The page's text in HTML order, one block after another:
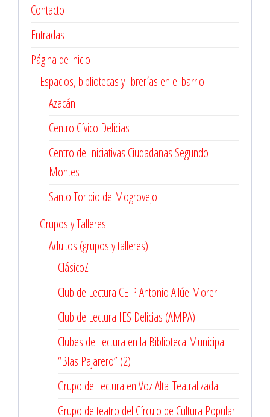
Contacto
Entradas
Página de inicio
Espacios, bibliotecas y librerías en el barrio
Azacán
Centro Cívico Delicias
Centro de Iniciativas Ciudadanas Segundo
Montes
Santo Toribio de Mogrovejo
Grupos y Talleres
Adultos (grupos y talleres)
ClásicoZ
Club de Lectura CEIP Antonio Allúe Morer
Club de Lectura IES Delicias (AMPA)
Clubes de Lectura en la Biblioteca Municipal
“Blas Pajarero” (2)
Grupo de Lectura en Voz Alta-Teatralizada
Grupo de teatro del Círculo de Cultura Popular